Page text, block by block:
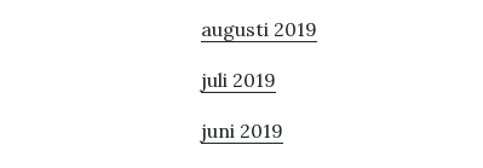
augusti 2019
juli 2019
juni 2019